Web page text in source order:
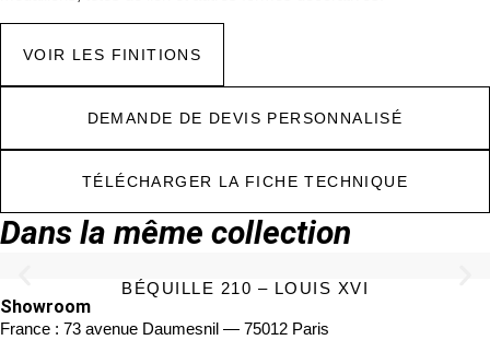
VOIR LES FINITIONS
DEMANDE DE DEVIS PERSONNALISÉ
TÉLÉCHARGER LA FICHE TECHNIQUE
Dans la même collection
BÉQUILLE 210 – LOUIS XVI
Showroom
France : 73 avenue Daumesnil — 75012 Paris